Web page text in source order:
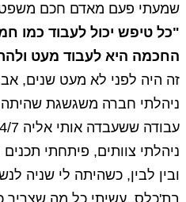
שמעתי פעם מאדם חכם
"כל טיפש יכול לעבוד כמו
החכמה היא לעבוד מעט
זה היה לפני לא מעט שנים,
ניהלתי חברה משגשגת שהיתה
עבודה ששעבדה אותי אליה 24/7.
ניהלתי צוותים, פיתחתי תכנים
ובין לבין, כשהיתה לי שניה